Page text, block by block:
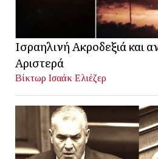
Ισραηλινή Ακροδεξιά και
Αριστερά
Βίκτωρ Ισαάκ Ελιέζερ